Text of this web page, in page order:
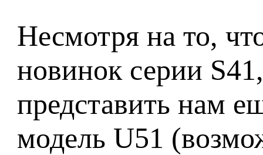
Несмотря на то,
новинок серии
представить нам
модель U51